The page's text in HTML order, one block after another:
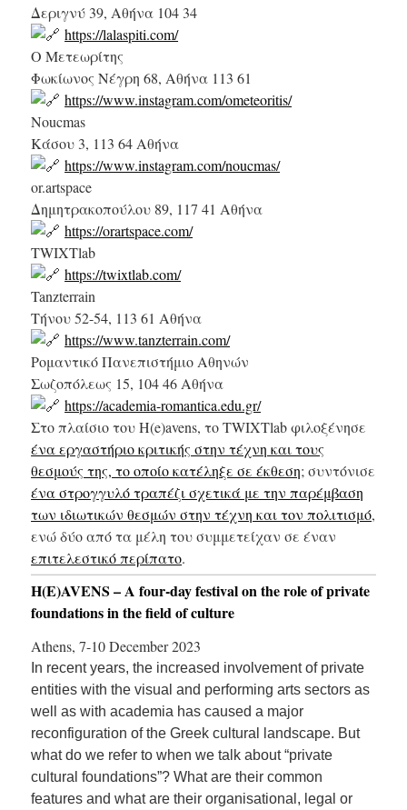
Δεριγνύ 39, Αθήνα 104 34
https://lalaspiti.com/
Ο Μετεωρίτης
Φωκίωνος Νέγρη 68, Αθήνα 113 61
https://www.instagram.com/ometeoritis/
Noucmas
Kάσου 3, 113 64 Αθήνα
https://www.instagram.com/noucmas/
or.artspace
Δημητρακοπούλου 89, 117 41 Αθήνα
https://orartspace.com/
TWIXTlab
https://twixtlab.com/
Tanzterrain
Τήνου 52-54, 113 61 Αθήνα
https://www.tanzterrain.com/
Ρομαντικό Πανεπιστήμιο Αθηνών
Σωζοπόλεως 15, 104 46 Αθήνα
https://academia-romantica.edu.gr/
Στο πλαίσιο του H(e)avens, το TWIXTlab φιλοξένησε
ένα εργαστήριο κριτικής στην τέχνη και τους
θεσμούς της, το οποίο κατέληξε σε έκθεση; συντόνισε
ένα στρογγυλό τραπέζι σχετικά με την παρέμβαση
των ιδιωτικών θεσμών στην τέχνη και τον πολιτισμό,
ενώ δύο από τα μέλη του συμμετείχαν σε έναν
επιτελεστικό περίπατο.
H(E)AVENS – A four-day festival on the role of private
foundations in the field of culture
Athens, 7-10 December 2023
In recent years, the increased involvement of private
entities with the visual and performing arts sectors as
well as with academia has caused a major
reconfiguration of the Greek cultural landscape. But
what do we refer to when we talk about “private
cultural foundations”? What are their common
features and what are their organisational, legal or